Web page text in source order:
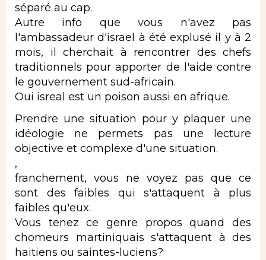
séparé au cap.
Autre info que vous n'avez pas
l'ambassadeur d'israel à été explusé il y à 2
mois, il cherchait à rencontrer des chefs
traditionnels pour apporter de l'aide contre
le gouvernement sud-africain.
Oui isreal est un poison aussi en afrique.
Prendre une situation pour y plaquer une
idéologie ne permets pas une lecture
objective et complexe d'une situation.
,
franchement, vous ne voyez pas que ce
sont des faibles qui s'attaquent à plus
faibles qu'eux.
Vous tenez ce genre propos quand des
chomeurs martiniquais s'attaquent à des
haitiens ou saintes-luciens?